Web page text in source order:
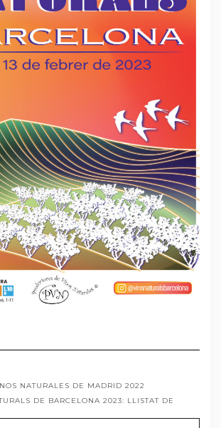
NATURALES DE MADRID 2022
DE BARCELONA 2023: LLISTAT DE